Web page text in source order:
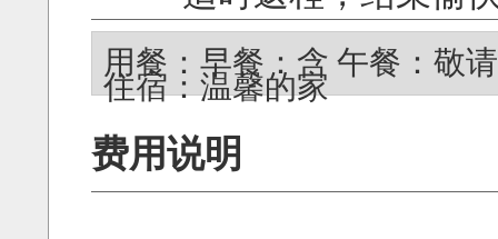
用餐：早餐：含 午餐：敬
住宿：温馨的家
费用说明